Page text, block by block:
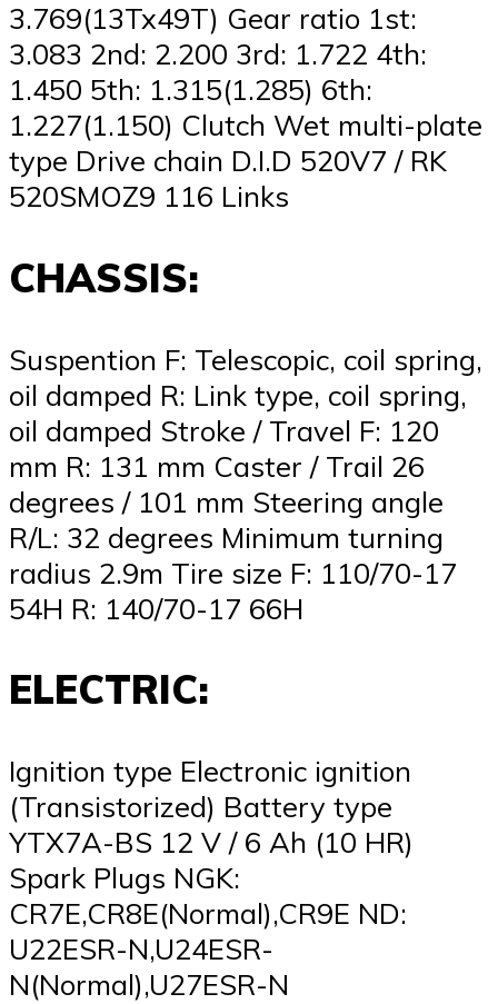
3.769(13Tx49T) Gear ratio 1st:
3.083 2nd: 2.200 3rd: 1.722 4th:
1.450 5th: 1.315(1.285) 6th:
1.227(1.150) Clutch Wet multi-plate
type Drive chain D.I.D 520V7 / RK
520SMOZ9 116 Links
CHASSIS:
Suspention F: Telescopic, coil spring,
oil damped R: Link type, coil spring,
oil damped Stroke / Travel F: 120
mm R: 131 mm Caster / Trail 26
degrees / 101 mm Steering angle
R/L: 32 degrees Minimum turning
radius 2.9m Tire size F: 110/70-17
54H R: 140/70-17 66H
ELECTRIC:
Ignition type Electronic ignition
(Transistorized) Battery type
YTX7A-BS 12 V / 6 Ah (10 HR)
Spark Plugs NGK:
CR7E,CR8E(Normal),CR9E ND:
U22ESR-N,U24ESR-
N(Normal),U27ESR-N